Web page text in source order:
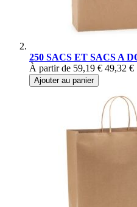
250 SACS ET SACS A
À partir de 59,19 € 49,32 €
Ajouter au panier